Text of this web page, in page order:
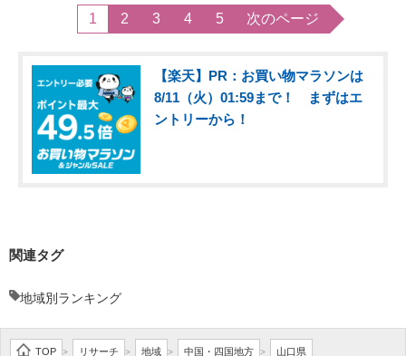
1 2 3 4 5 次のページ
【楽天】PR：お買い物マラソンは
8/11（火）01:59まで！ まずはエ
ントリーから！
関連タグ
地域別ランキング
TOP > リサーチ > 地域 > 中国・四国地方 > 山口県